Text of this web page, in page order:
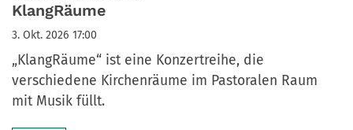
KlangRäume
3. Okt. 2026 17:00
„KlangRäume“ ist eine Konzertreihe, die
verschiedene Kirchenräume im Pastoralen Raum
mit Musik füllt.